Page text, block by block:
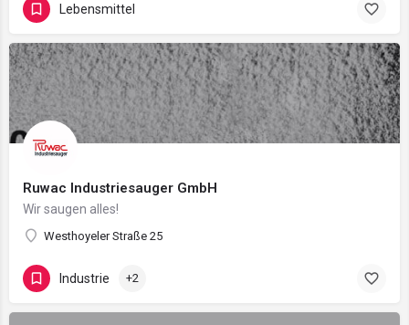
Lebensmittel
Ruwac Industriesauger GmbH
Wir saugen alles!
Westhoyeler Straße 25
Industrie +2